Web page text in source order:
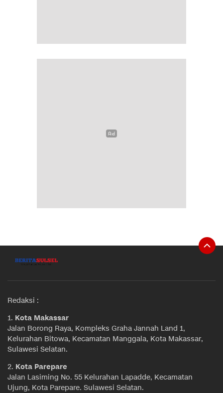
Redaksi :
1. Kota Makassar
Jalan Borong Raya, Kompleks Graha Jannah Land 1,
Kelurahan Bitowa, Kecamatan Manggala, Kota Makassar,
Sulawesi Selatan.
2. Kota Parepare
Jalan Lasiming No. 55 Kelurahan Lapadde, Kecamatan
Ujung, Kota Parepare. Sulawesi Selatan.